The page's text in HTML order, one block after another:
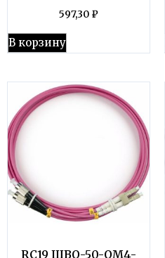
597,30 ₽
В корзину
RC19 ШВО-50-OM4-